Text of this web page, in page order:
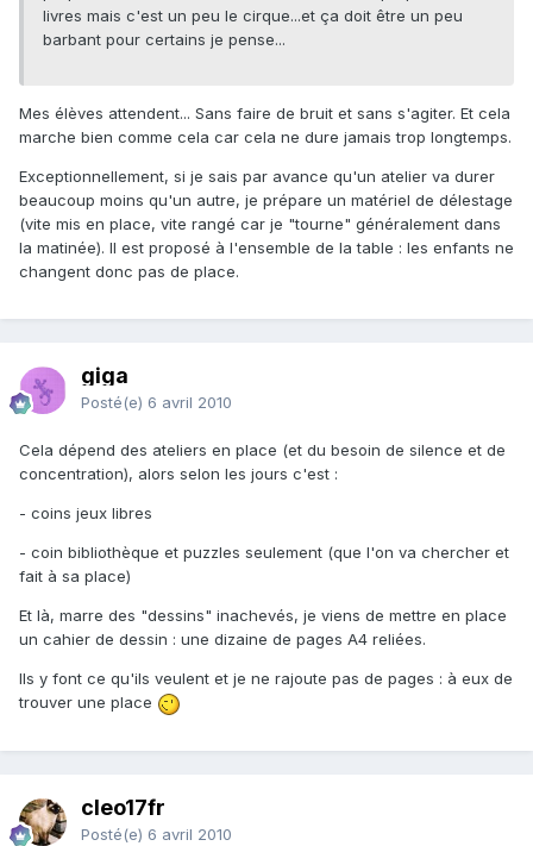
livres mais c'est un peu le cirque...et ça doit être un peu
barbant pour certains je pense...
Mes élèves attendent... Sans faire de bruit et sans s'agiter. Et cela
marche bien comme cela car cela ne dure jamais trop longtemps.
Exceptionnellement, si je sais par avance qu'un atelier va durer
beaucoup moins qu'un autre, je prépare un matériel de délestage
(vite mis en place, vite rangé car je "tourne" généralement dans
la matinée). Il est proposé à l'ensemble de la table : les enfants ne
changent donc pas de place.
giga
Posté(e) 6 avril 2010
Cela dépend des ateliers en place (et du besoin de silence et de
concentration), alors selon les jours c'est :
- coins jeux libres
- coin bibliothèque et puzzles seulement (que l'on va chercher et
fait à sa place)
Et là, marre des "dessins" inachevés, je viens de mettre en place
un cahier de dessin : une dizaine de pages A4 reliées.
Ils y font ce qu'ils veulent et je ne rajoute pas de pages : à eux de
trouver une place
cleo17fr
Posté(e) 6 avril 2010